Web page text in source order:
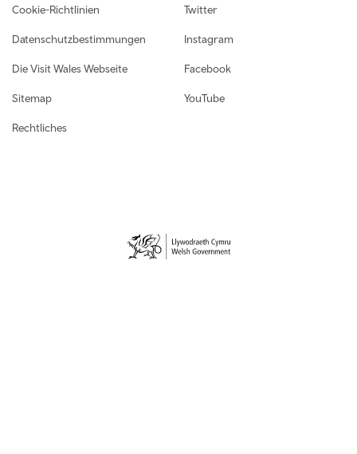
Cookie-Richtlinien
Datenschutzbestimmungen
Die Visit Wales Webseite
Sitemap
Rechtliches
Twitter
Instagram
Facebook
YouTube